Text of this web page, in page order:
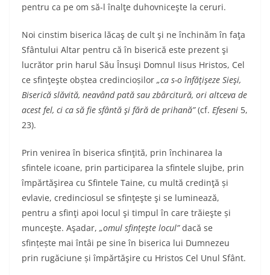
pentru ca pe om să-l înalţe duhovniceşte la ceruri.
Noi cinstim biserica lăcaş de cult şi ne închinăm în faţa
Sfântului Altar pentru că în biserică este prezent şi
lucrător prin harul Său Însuşi Domnul Iisus Hristos, Cel
ce sfinţeşte obștea credincioșilor „ca s-o înfăţişeze Sieşi,
Biserică slăvită, neavând pată sau zbârcitură, ori altceva de
acest fel, ci ca să fie sfântă şi fără de prihană”(cf. Efeseni 5,
23).
Prin venirea în biserica sfinţită, prin închinarea la
sfintele icoane, prin participarea la sfintele slujbe, prin
împărtăşirea cu Sfintele Taine, cu multă credinţă și
evlavie, credinciosul se sfinţeşte şi se luminează,
pentru a sfinţi apoi locul şi timpul în care trăieşte și
munceşte. Aşadar, „omul sfinţeşte locul”dacă se
sfințește mai întâi pe sine în biserica lui Dumnezeu
prin rugăciune și împărtăşire cu Hristos Cel Unul Sfânt.